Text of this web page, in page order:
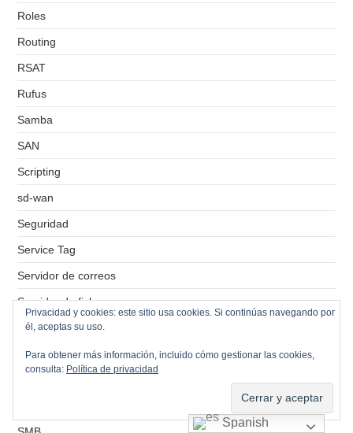
Roles
Routing
RSAT
Rufus
Samba
SAN
Scripting
sd-wan
Seguridad
Service Tag
Servidor de correos
Servidor de ficheros
Servidor de impresión
Servidores VPS
Spanish
Privacidad y cookies: este sitio usa cookies. Si continúas navegando por
él, aceptas su uso.
Para obtener más información, incluido cómo gestionar las cookies,
consulta: Política de privacidad